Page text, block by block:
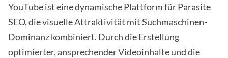
YouTube ist eine dynamische Plattform für Parasite
SEO, die visuelle Attraktivität mit Suchmaschinen-
Dominanz kombiniert. Durch die Erstellung
optimierter, ansprechender Videoinhalte und die